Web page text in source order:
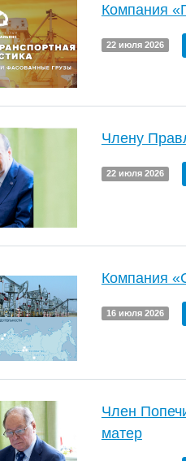
Компания
22 июля 2026
Члену
22 июля 2026
Компания
16 июля 2026
Член
матер